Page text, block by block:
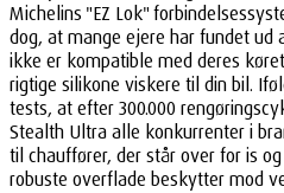
Michelins "EZ Lok"
dog, at mange ejere har fundet ud
ikke er kompatible med deres
rigtige silikone viskere til din bil.
tests, at efter 300.000
Stealth Ultra alle konkurrenter i
til chauffører, der står over for is
robuste overflade beskytter mod